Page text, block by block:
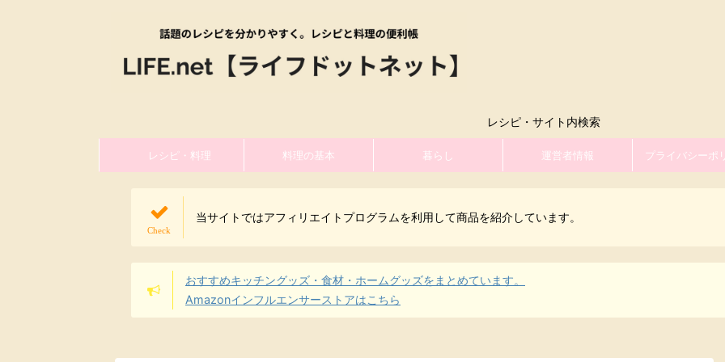
レシピ・サイト内検索
レシピ・料理 料理の基本 暮らし 運営者情報 プライバシーポ
当サイトではアフィリエイトプログラムを利用して商品を紹介しています。
おすすめキッチングッズ・食材・ホームグッズをまとめています。
Amazonインフルエンサーストアはこちら